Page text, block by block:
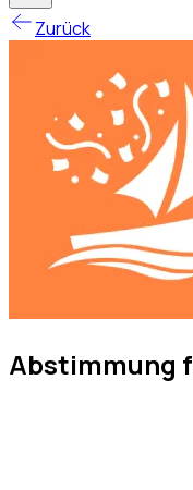
Zurück
Abstimmung